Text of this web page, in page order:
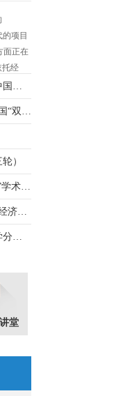
项目
面正在
托经
迭代
轮）
届年会
）
（第一轮）
文通知
通知)
堂